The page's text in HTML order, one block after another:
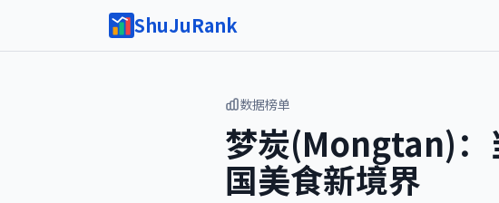
ShuJuRank
数据榜单
梦炭(Mongtan)：
国美食新境界